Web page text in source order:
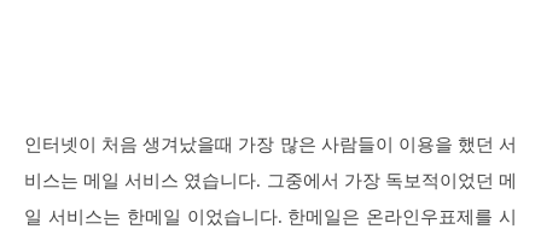
인터넷이 처음 생겨났을때 가장 많은 사람들이 이용을 했던 서
비스는 메일 서비스 였습니다. 그중에서 가장 독보적이었던 메
일 서비스는 한메일 이었습니다. 한메일은 온라인우표제를 시